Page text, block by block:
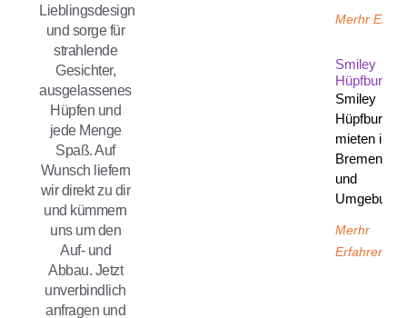
Lieblingsdesign
und sorge für
strahlende
Gesichter,
ausgelassenes
Hüpfen und
jede Menge
Spaß. Auf
Wunsch liefern
wir direkt zu dir
und kümmern
uns um den
Auf- und
Abbau. Jetzt
unverbindlich
anfragen und
Merhr
Smiley
Hüpfburg
Smiley
Hüpfburg
mieten in
Bremen
und
Umgebung
Merhr
Erfahren